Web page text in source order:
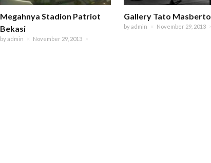
Megahnya Stadion Patriot
Bekasi
byadmin November 29, 2013
Gallery Tato Masberto
byadmin November 29, 2013